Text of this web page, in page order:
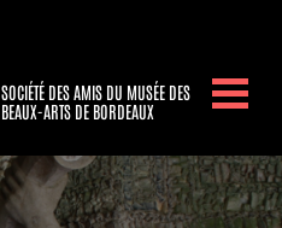
SOCIÉTÉ DES AMIS DU MUSÉE DES
BEAUX-ARTS DE BORDEAUX